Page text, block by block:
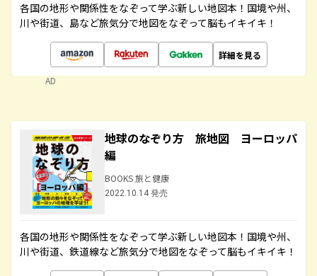
各国の地形や関係性をなぞって学ぶ新しい地図本！国境や州、
川や街道、島など旅気分で地図をなぞって脳もイキイキ！
詳細を見る
AD
地球のなぞり方 旅地図 ヨーロッパ
編
BOOKS 旅と健康
2022.10.14 発売
各国の地形や関係性をなぞって学ぶ新しい地図本！国境や州、
川や街道、鉄道線など旅気分で地図をなぞって脳もイキイキ！